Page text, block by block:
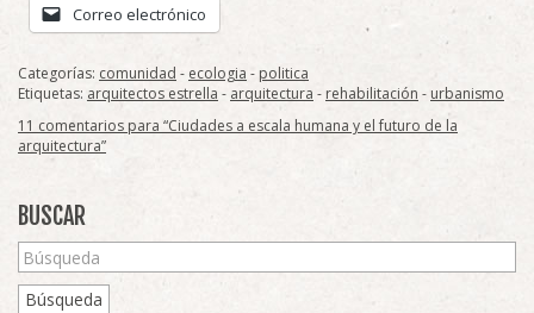
Correo electrónico
Categorías: comunidad - ecologia - politica
Etiquetas: arquitectos estrella - arquitectura - rehabilitación - urbanismo
11 comentarios para “Ciudades a escala humana y el futuro de la
arquitectura”
BUSCAR
Búsqueda